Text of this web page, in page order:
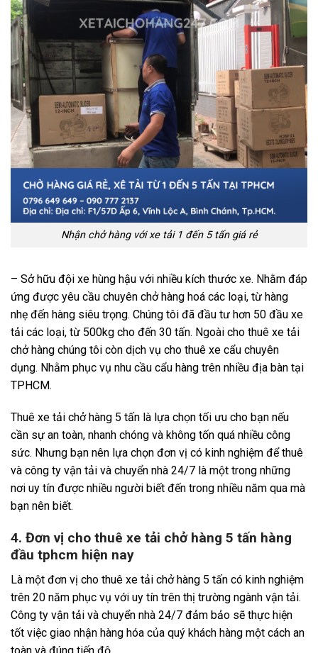
Nhận chở hàng với xe tải 1 đến 5 tấn giá rẻ
– Sở hữu đội xe hùng hậu với nhiều kích thước xe. Nhằm đáp
ứng được yêu cầu chuyên chở hàng hoá các loại, từ hàng
nhẹ đến hàng siêu trọng. Chúng tôi đã đầu tư hơn 50 đầu xe
tải các loại, từ 500kg cho đến 30 tấn. Ngoài cho thuê xe tải
chở hàng chúng tôi còn dịch vụ cho thuê xe cẩu chuyên
dụng. Nhằm phục vụ nhu cầu cẩu hàng trên nhiều địa bàn tại
TPHCM.
Thuê xe tải chở hàng 5 tấn là lựa chọn tối ưu cho bạn nếu
cần sự an toàn, nhanh chóng và không tốn quá nhiều công
sức. Nhưng bạn nên lựa chọn đơn vị có kinh nghiệm để thuê
và công ty vận tải và chuyển nhà 24/7 là một trong những
nơi uy tín được nhiều người biết đến trong nhiều năm qua mà
bạn nên biết.
4. Đơn vị cho thuê xe tải chở hàng 5 tấn hàng
đầu tphcm hiện nay
Là một đơn vị cho thuê xe tải chở hàng 5 tấn có kinh nghiệm
trên 20 năm phục vụ với uy tín trên thị trường ngành vận tải.
Công ty vận tải và chuyển nhà 24/7 đảm bảo sẽ thực hiện
tốt việc giao nhận hàng hóa của quý khách hàng một cách an
toàn và đúng tiến độ.